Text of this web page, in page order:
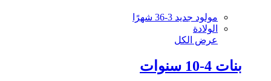
مولود جديد 3-36 شهرًا
الولادة
عرض الكل
بنات 4-10 سنوات